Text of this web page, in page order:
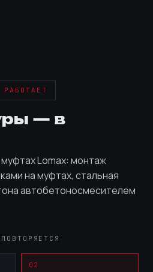
— в
Lomax: монтаж
на муфтах, стальная
автобетоносмесителем
02